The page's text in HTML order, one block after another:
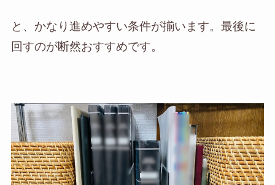
と、かなり進めやすい条件が揃います。最後に
回すのが断然おすすめです。